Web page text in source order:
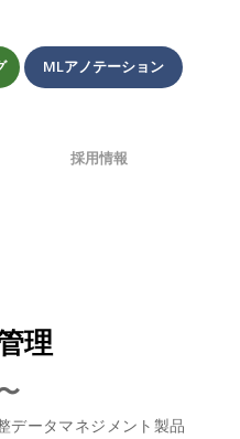
MLアノテーション
採用情報
理
データマネジメント製品